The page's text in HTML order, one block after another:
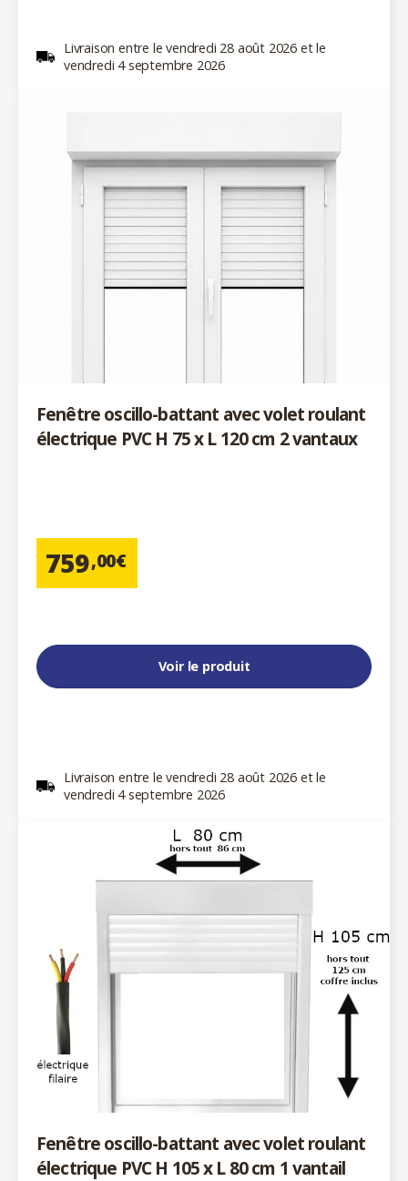
Livraison entre le vendredi 28 août 2026 et le
vendredi 4 septembre 2026
Fenêtre oscillo-battant avec volet roulant
électrique PVC H 75 x L 120 cm 2 vantaux
759,00€
Voir le produit
Livraison entre le vendredi 28 août 2026 et le
vendredi 4 septembre 2026
Fenêtre oscillo-battant avec volet roulant
électrique PVC H 105 x L 80 cm 1 vantail